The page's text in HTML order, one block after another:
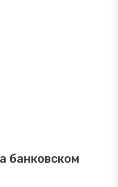
банковском